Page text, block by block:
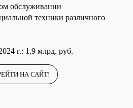
обслуживании
техники различного
г.: 1,9 млрд. руб.
НА САЙТ!